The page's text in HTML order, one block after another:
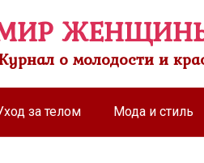
о молодости и
за телом Мода и стиль